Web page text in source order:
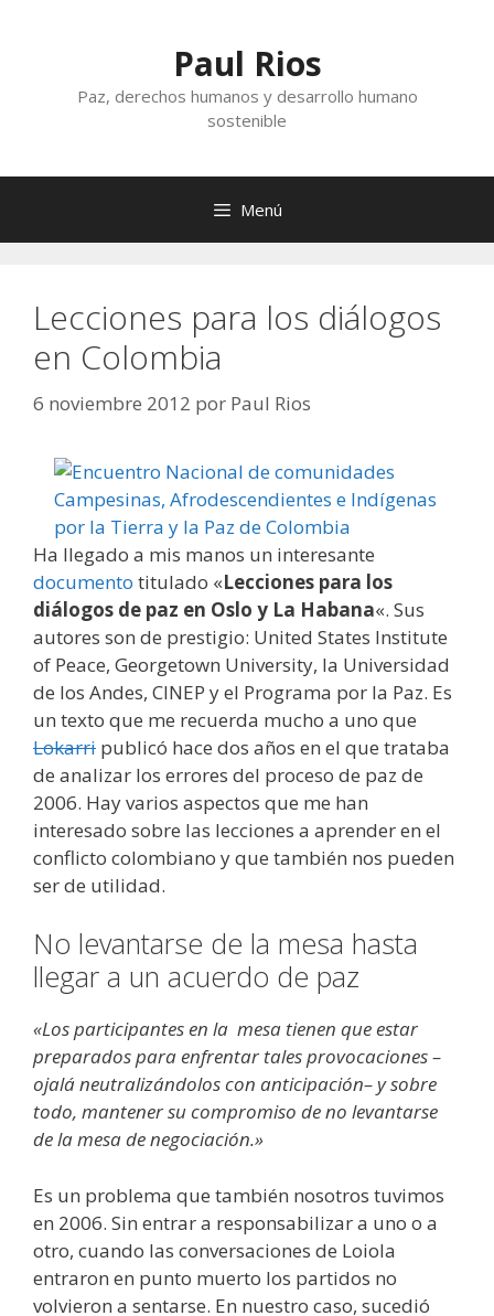
Paul Rios
Paz, derechos humanos y desarrollo humano
sostenible
Menú
Lecciones para los diálogos
en Colombia
6 noviembre 2012 por Paul Rios
Ha llegado a mis manos un interesante
documento titulado «Lecciones para los
diálogos de paz en Oslo y La Habana«. Sus
autores son de prestigio: United States Institute
of Peace, Georgetown University, la Universidad
de los Andes, CINEP y el Programa por la Paz. Es
un texto que me recuerda mucho a uno que
Lokarri publicó hace dos años en el que trataba
de analizar los errores del proceso de paz de
2006. Hay varios aspectos que me han
interesado sobre las lecciones a aprender en el
conflicto colombiano y que también nos pueden
ser de utilidad.
No levantarse de la mesa hasta
llegar a un acuerdo de paz
«Los participantes en la mesa tienen que estar
preparados para enfrentar tales provocaciones –
ojalá neutralizándolos con anticipación– y sobre
todo, mantener su compromiso de no levantarse
de la mesa de negociación.»
Es un problema que también nosotros tuvimos
en 2006. Sin entrar a responsabilizar a uno o a
otro, cuando las conversaciones de Loiola
entraron en punto muerto los partidos no
volvieron a sentarse. En nuestro caso, sucedió